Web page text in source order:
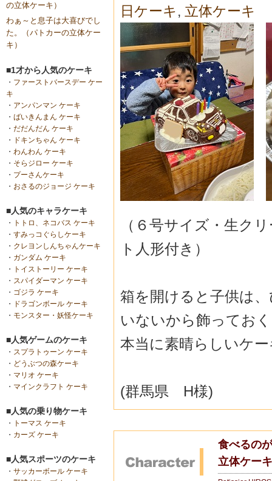
の立体ケーキ）
わぁ～と息子は大喜びでし
た。（パトカーの立体ケー
キ）
■1才から人気のケーキ
・ ファーストバースデー ケー
キ
・ アンパンマン ケーキ
・ ばいきんまん ケーキ
・ だだんだん ケーキ
・
ドキンちゃん ケーキ
・ わんわん ケーキ
・ そらジロー ケーキ
・ プーさんケーキ
・ おさるのジョージ ケーキ
■人気のキャラケーキ
・
トトロ、ネコバス ケーキ
・ すみっコぐらしケーキ
・ クレヨンしんちゃんケーキ
・ ガンダム ケーキ
・
トイストーリー ケーキ
・ スパイダーマン ケーキ
・ ゴジラ ケーキ
・
ドラゴンボール ケーキ
・ モンスター・妖怪ケーキ
■人気ゲームのケーキ
・ スプラトゥーン ケーキ
・ どうぶつの森ケーキ
・ マリオ ケーキ
・ マインクラフト ケーキ
■人気の乗り物ケーキ
・
トーマス ケーキ
・ カーズ ケーキ
■人気スポーツのケーキ
・ サッカーボール ケーキ
日ケーキ , 立体ケーキ
（６号サイズ・生ク
ト人形付き）
箱を開けると子供は
いないから飾ってお
本当に素晴らしいケ
(群馬県 H様)
食べるの
立体ケー